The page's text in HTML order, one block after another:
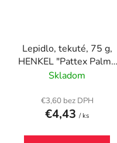
Lepidlo, tekuté, 75 g,
HENKEL "Pattex Palma
Fa Express"
Skladom
€3,60 bez DPH
€4,43 / ks